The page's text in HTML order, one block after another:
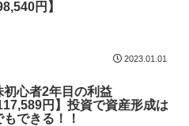
円】
2023.01.01
初心者2年目の利益
円】投資で資産形成は
もできる！！